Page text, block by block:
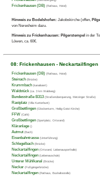
Frickenhausen (DB) (Rathaus, Hotel)
Hinweis zu Bodelshofen: Jakobskirche (offen,
von Neresheim dazu.
Hinweis zu Frickenhausen: Pilgerstempelin der
Löwen, ca. 60€.
08: Frickenhausen -
Frickenhausen (DB) (Rathaus, Hotel)
Steinach (Brücke)
Krummbach (kanalisiert)
Waldstück (ca. 3 km Waldweg)
Bundesstraße B313 (Straßenüberquerung, Metzinger Straße)
Rastplatz (Villa Kunterbunt)
Großbettlingen (Glockenturm, Heilig-Geist-Kirche)
FFW (Café)
Großbettlingen (Sportplatz, Ortsrand)
Kläranlage ()
Autmut (Bach)
Eisenbahntrasse (Unterführung)
Schlegelbach (Brücke)
Neckartailfingen (Ortsrand, Liebenausporthalle)
Neckartailfingen (Liebenauschule)
Unterer Mühlkanal (Brücke)
Neckar (Fußgängerbrücke)
Neckartailfingen (Rathaus, Bushaltestelle)